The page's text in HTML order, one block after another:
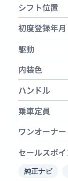
シフト位置
初度登録年月
駆動
内装色
ハンドル
乗車定員
ワンオーナー
セールスポ
純正ナビ